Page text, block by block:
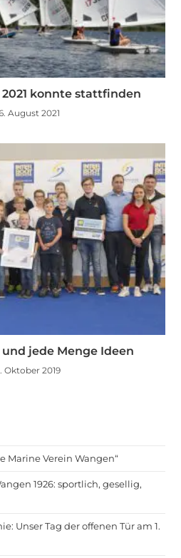
konnte stattfinden
August 2021
jede Menge Ideen
Oktober 2019
Marine Verein Wangen“
1926: sportlich, gesellig,
Unser Tag der offenen Tür am 1.